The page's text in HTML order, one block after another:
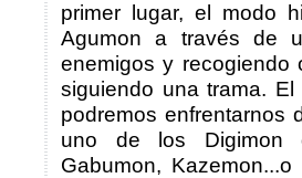
primer lugar, el modo
Agumon a través de
enemigos y recogiendo
siguiendo una trama.
podremos enfrentarnos
uno de los Digimon
Gabumon,